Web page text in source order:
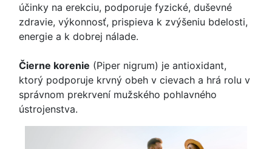
účinky na erekciu, podporuje fyzické, duševné
zdravie, výkonnosť, prispieva k zvýšeniu bdelosti,
energie a k dobrej nálade.
Čierne korenie (Piper nigrum) je antioxidant,
ktorý podporuje krvný obeh v cievach a hrá rolu v
správnom prekrvení mužského pohlavného
ústrojenstva.